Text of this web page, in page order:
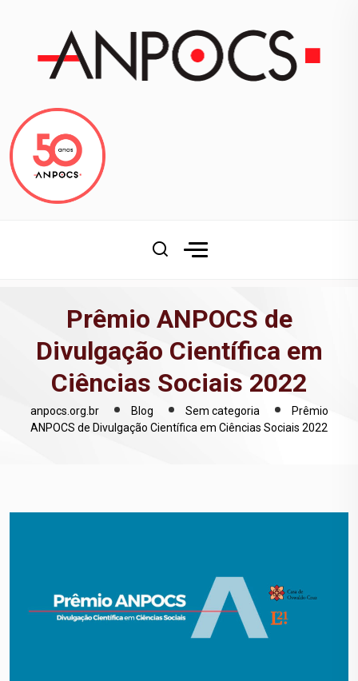
Prêmio ANPOCS de
Divulgação Científica em
Ciências Sociais 2022
anpocs.org.br Blog Sem categoria
Prêmio
ANPOCS de Divulgação Científica em Ciências Sociais 2022